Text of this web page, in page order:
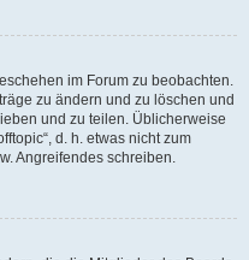
im Forum zu beobachten.
zu ändern und zu löschen und
und zu teilen. Üblicherweise
d. h. etwas nicht zum
Angreifendes schreiben.